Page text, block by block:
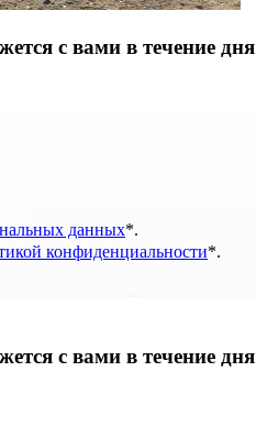
с вами в течение дня
данных*.
конфиденциальности*.
с вами в течение дня